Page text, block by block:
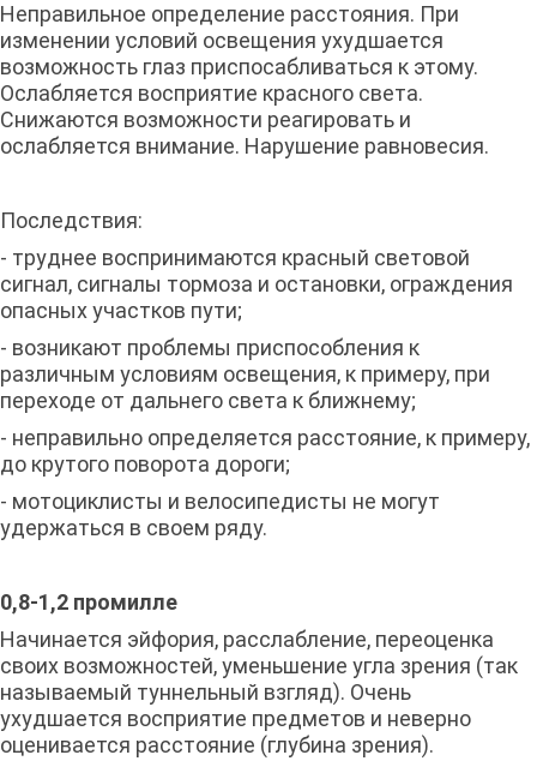
Неправильное определение расстояния. При
изменении условий освещения ухудшается
возможность глаз приспосабливаться к этому.
Ослабляется восприятие красного света.
Снижаются возможности реагировать и
ослабляется внимание. Нарушение равновесия.
Последствия:
- труднее воспринимаются красный световой
сигнал, сигналы тормоза и остановки, ограждения
опасных участков пути;
- возникают проблемы приспособления к
различным условиям освещения, к примеру, при
переходе от дальнего света к ближнему;
- неправильно определяется расстояние, к примеру,
до крутого поворота дороги;
- мотоциклисты и велосипедисты не могут
удержаться в своем ряду.
0,8-1,2 промилле
Начинается эйфория, расслабление, переоценка
своих возможностей, уменьшение угла зрения (так
называемый туннельный взгляд). Очень
ухудшается восприятие предметов и неверно
оценивается расстояние (глубина зрения).